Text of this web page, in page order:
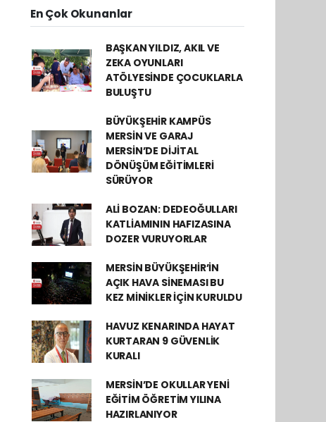
En Çok Okunanlar
BAŞKAN YILDIZ, AKIL VE
ZEKA OYUNLARI
ATÖLYESİNDE ÇOCUKLARLA
BULUŞTU
BÜYÜKŞEHİR KAMPÜS
MERSİN VE GARAJ
MERSİN’DE DİJİTAL
DÖNÜŞÜM EĞİTİMLERİ
SÜRÜYOR
ALİ BOZAN: DEDEOĞULLARI
KATLİAMININ HAFIZASINA
DOZER VURUYORLAR
MERSİN BÜYÜKŞEHİR’İN
AÇIK HAVA SİNEMASI BU
KEZ MİNİKLER İÇİN KURULDU
HAVUZ KENARINDA HAYAT
KURTARAN 9 GÜVENLİK
KURALI
MERSİN’DE OKULLAR YENİ
EĞİTİM ÖĞRETİM YILINA
HAZIRLANIYOR